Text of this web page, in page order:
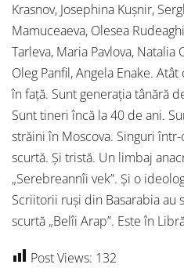
Krasnov, Josephina Kușnir,
Mamuceaeva, Olesea
Tarleva, Maria Pavlova, Natalia
Oleg Panfil, Angela Enake.
în față. Sunt generația tânără
Sunt tineri încă la 40 de ani.
străini în Moscova. Singuri
scurtă. Și tristă. Un limbaj
„Serebreannîi vek”. Și o
Scriitorii ruși din Basarabia au
scurtă „Belîi Arap”. Este în
Post Views: 132